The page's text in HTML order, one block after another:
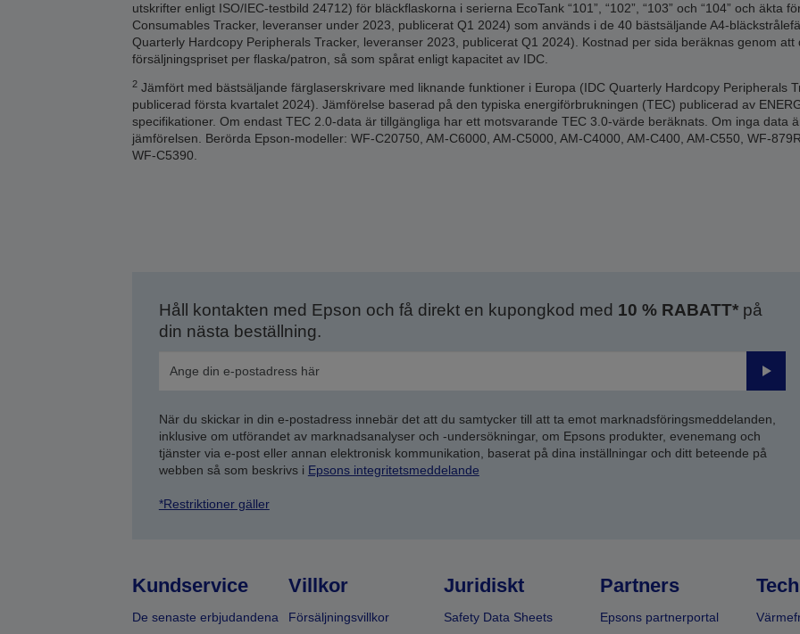
utskrifter enligt ISO/IEC-testbild 24712) för bläckflaskorna i serierna EcoTank “101”, “102”, “103” och “104” och äkta
Consumables Tracker, leveranser under 2023, publicerat Q1 2024) som används i de 40 bästsäljande A4-
Quarterly Hardcopy Peripherals Tracker, leveranser 2023, publicerat Q1 2024). Kostnad per sida beräknas genom
försäljningspriset per flaska/patron, så som spårat enligt kapacitet av IDC.
2Jämfört med bästsäljande färglaserskrivare med liknande funktioner i Europa (IDC Quarterly Hardcopy Peripherals
publicerad första kvartalet 2024). Jämförelse baserad på den typiska energiförbrukningen (TEC) publicerad av
specifikationer. Om endast TEC 2.0-data är tillgängliga har ett motsvarande TEC 3.0-värde beräknats. Om inga data
jämförelsen. Berörda Epson-modeller: WF-C20750, AM-C6000, AM-C5000, AM-C4000, AM-C400, AM-C550, WF-
WF-C5390.
Håll kontakten med Epson och få direkt en kupongkod med 10 % RABATT*på
din nästa beställning.
När du skickar in din e-postadress innebär det att du samtycker till att ta emot marknadsföringsmeddelanden,
inklusive om utförandet av marknadsanalyser och -undersökningar, om Epsons produkter, evenemang och
tjänster via e-post eller annan elektronisk kommunikation, baserat på dina inställningar och ditt beteende på
webben så som beskrivs i Epsons integritetsmeddelande
*Restriktioner gäller
Kundservice
De senaste erbjudandena
Villkor
Försäljningsvillkor
Juridiskt
Safety Data Sheets
Partners
Epsons partnerportal